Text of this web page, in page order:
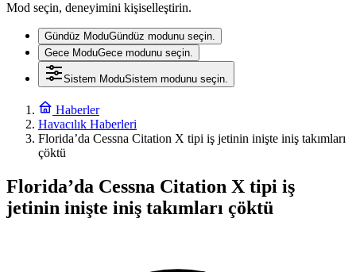
Mod seçin, deneyimini kişiselleştirin.
Gündüz ModuGündüz modunu seçin.
Gece ModuGece modunu seçin.
Sistem ModuSistem modunu seçin.
Haberler
Havacılık Haberleri
Florida’da Cessna Citation X tipi iş jetinin inişte iniş takımları
çöktü
Florida’da Cessna Citation X tipi iş
jetinin inişte iniş takımları çöktü